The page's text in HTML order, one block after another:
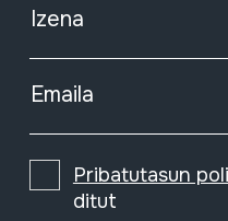
Izena
Emaila
Pribatutasun
ditut